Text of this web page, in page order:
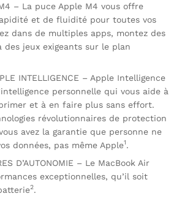
M4 – La puce Apple M4 vous offre
et de fluidité pour toutes vos
dans de multiples apps, montez des
des jeux exigeants sur le plan
INTELLIGENCE – Apple Intelligence
personnelle qui vous aide à
et à en faire plus sans effort.
révolutionnaires de protection
avez la garantie que personne ne
données, pas même Apple1.
D’AUTONOMIE – Le MacBook Air
exceptionnelles, qu’il soit
2.